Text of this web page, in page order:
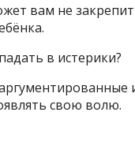
вам не
в истерики?
свою волю.